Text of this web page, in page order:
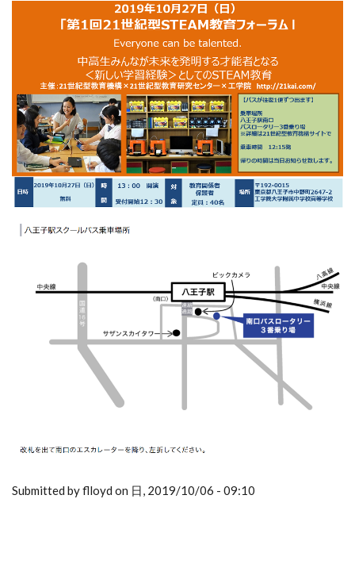
Submitted by flloyd on 日, 2019/10/06 - 09:10